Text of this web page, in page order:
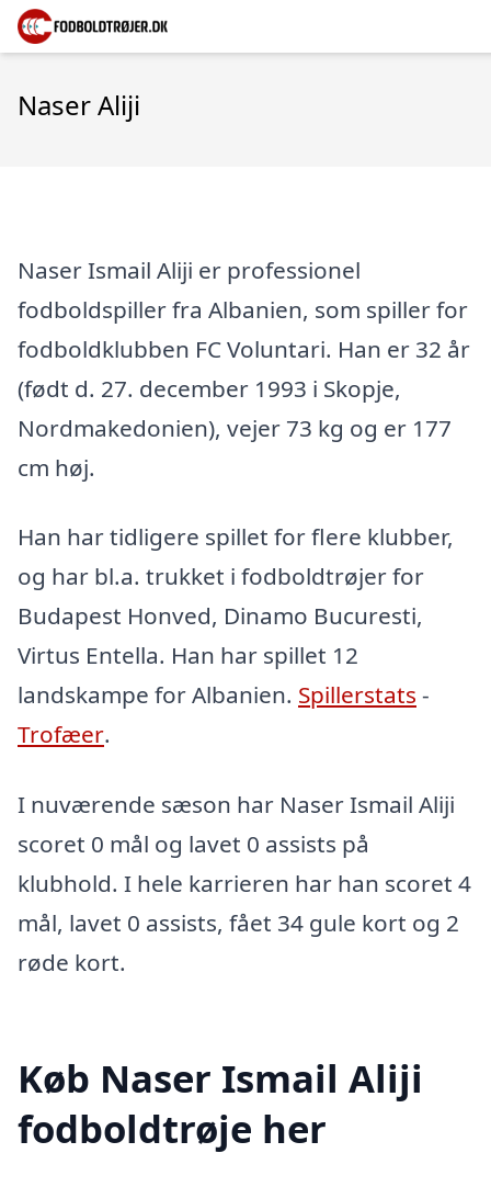
Naser Aliji
Naser Ismail Aliji er professionel
fodboldspiller fra Albanien, som spiller for
fodboldklubben FC Voluntari. Han er 32 år
(født d. 27. december 1993 i Skopje,
Nordmakedonien), vejer 73 kg og er 177
cm høj.
Han har tidligere spillet for flere klubber,
og har bl.a. trukket i fodboldtrøjer for
Budapest Honved, Dinamo Bucuresti,
Virtus Entella. Han har spillet 12
landskampe for Albanien. Spillerstats -
Trofæer.
I nuværende sæson har Naser Ismail Aliji
scoret 0 mål og lavet 0 assists på
klubhold. I hele karrieren har han scoret 4
mål, lavet 0 assists, fået 34 gule kort og 2
røde kort.
Køb Naser Ismail Aliji
fodboldtrøje her